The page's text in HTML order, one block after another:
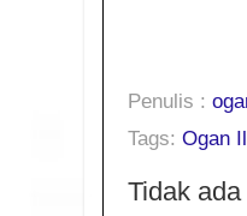
Penulis :
Tags: Ogan
Tidak